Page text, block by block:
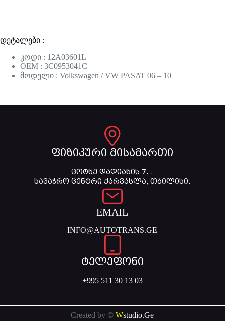
დეტალები :
კოდი : 12A03601L
OEM : 3C0953041C
მოდელი : Volkswagen / VW PASAT 06 – 10
ფიზიკური მისამართი
ცოტნე დადიანის 7. .
სავაჭრო ცენტრი ქარვასლა, თბილისი.
EMAIL
INFO@AUTOTRANS.GE
ტელეფონი
+995 511 30 13 03
Created by ©Wstudio.Ge